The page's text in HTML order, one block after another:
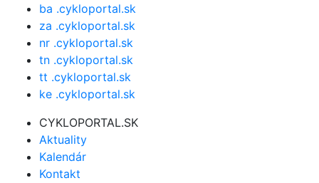
ba .cykloportal.sk
za .cykloportal.sk
nr .cykloportal.sk
tn .cykloportal.sk
tt .cykloportal.sk
ke .cykloportal.sk
CYKLOPORTAL.SK
Aktuality
Kalendár
Kontakt